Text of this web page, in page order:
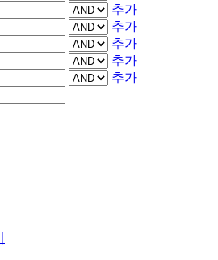
추가
추가
추가
추가
추가